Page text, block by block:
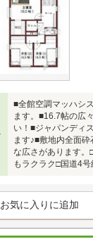
■全館空調マッハシ
ます。■16.7帖の広
い！■ジャパンディ
ます♪■敷地内全面
な広さがあります。
もラクラク□国道4
お気に入りに追加